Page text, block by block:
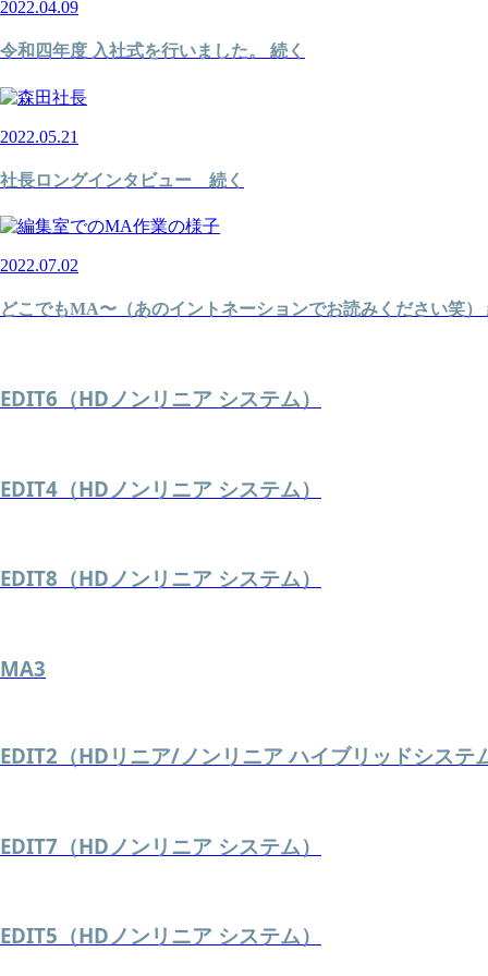
2022.04.09
令和四年度 入社式を行いました。 続く
2022.05.21
社長ロングインタビュー 続く
2022.07.02
どこでもMA〜（あのイントネーションでお読みください笑）
EDIT6（HDノンリニア システム）
EDIT4（HDノンリニア システム）
EDIT8（HDノンリニア システム）
MA3
EDIT2（HDリニア/ノンリニア ハイブリッドシステ
EDIT7（HDノンリニア システム）
EDIT5（HDノンリニア システム）